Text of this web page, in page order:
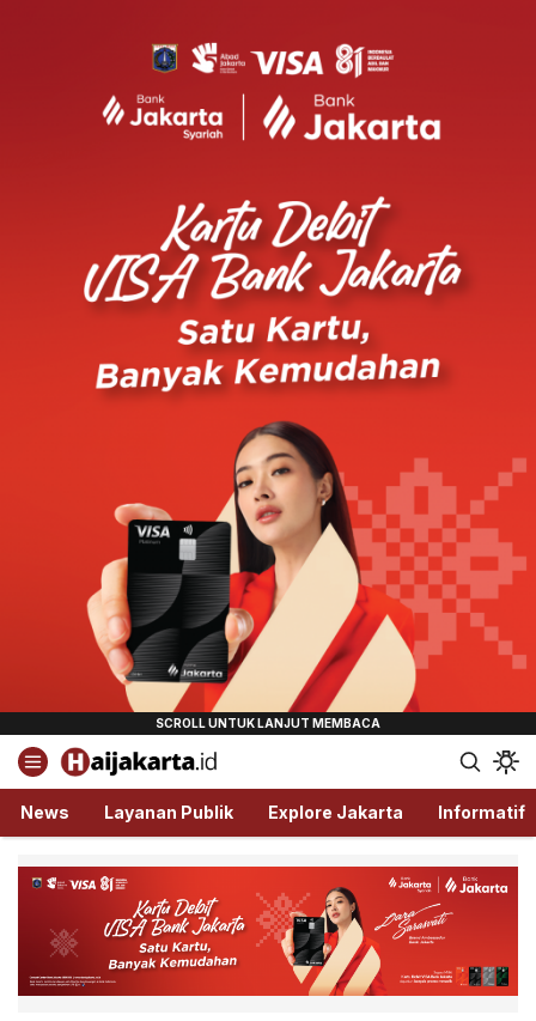
Haijakarta.id
Semua Tentang Jakarta Ada Disini!
News Layanan Publik Explore Jakarta Informatif